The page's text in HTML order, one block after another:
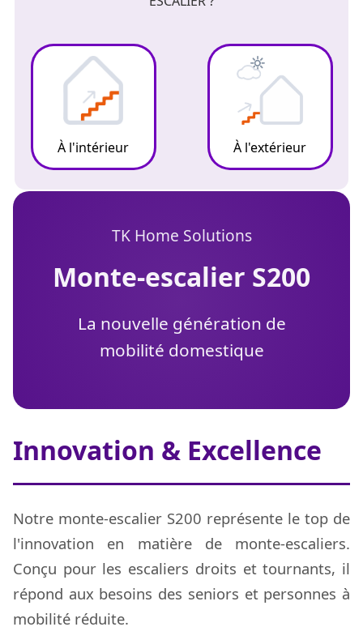
À l'intérieur À l'extérieur
TK Home Solutions
monte-escalier S200
La nouvelle génération de
mobilité domestique
Innovation & Excellence
Notre monte-escalier S200 représente le top de
l'innovation en matière de monte-escaliers.
Conçu pour les escaliers droits et tournants, il
répond aux besoins des seniors et personnes à
mobilité réduite.